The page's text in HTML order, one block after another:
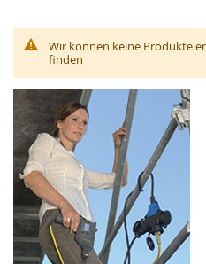
Wir können keine Produkte
finden